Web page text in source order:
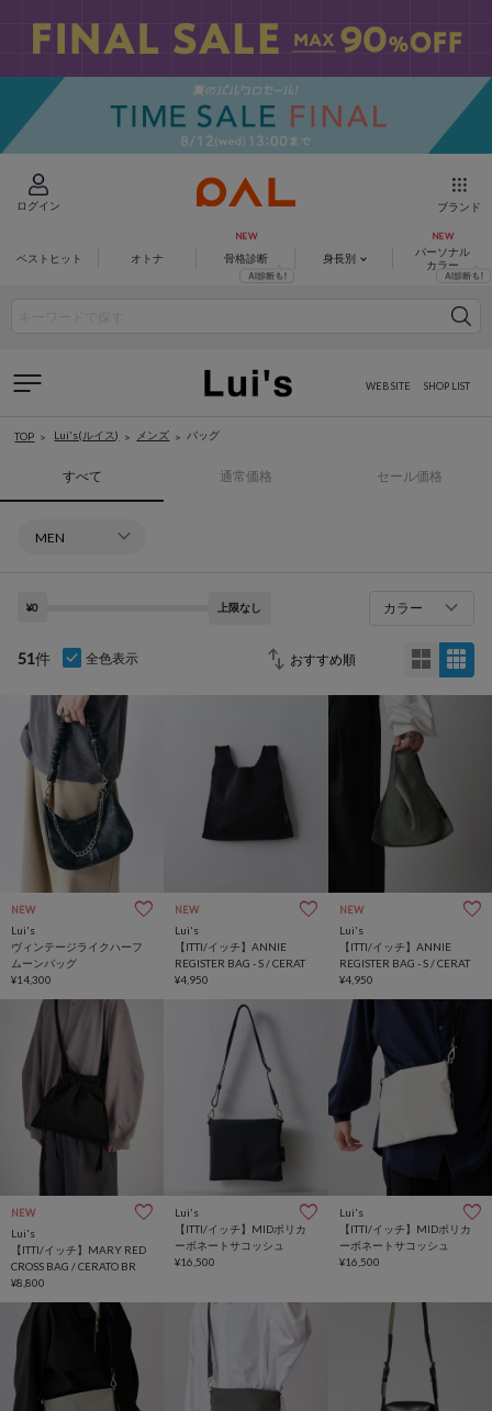
ログイン ブランド
ベストヒット オトナ 骨格診断 身長別
パーソナル
カラー
WEB SITE SHOP LIST
TOP Lui's(ルイス) メンズ バッグ
すべて 通常価格 セール価格
¥0 上限なし カラー
51件 全色表示
NEW
Lui's
ヴィンテージライクハーフ
ムーンバッグ
¥14,300
NEW
Lui's
【ITTI/イッチ】ANNIE
REGISTER BAG - S / CERAT
¥4,950
NEW
Lui's
【ITTI/イッチ】ANNIE
REGISTER BAG - S / CERAT
¥4,950
NEW
Lui's
【ITTI/イッチ】MARY RED
CROSS BAG / CERATO BR
¥8,800
Lui's
【ITTI/イッチ】MIDポリカ
ーボネートサコッシュ
¥16,500
Lui's
【ITTI/イッチ】MIDポリカ
ーボネートサコッシュ
¥16,500